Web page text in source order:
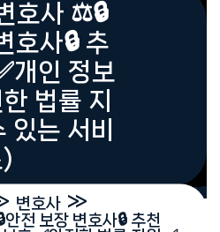
호사 ⚖️🔒
호사🔒 추
개인 정보
법률 지
있는 서비
변호사 »
전 보장 변호사🔒 추천